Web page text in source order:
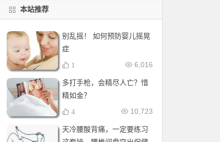
本站推荐
别乱摇！ 如何预防婴儿摇晃
症
6,016
1
多打手枪，会精尽人亡？惜
精如金？
10,723
4
天冷腰酸背痛，一定要练习